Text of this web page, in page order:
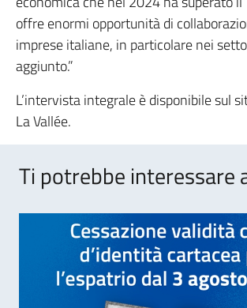
offre enormi opportunità di
imprese italiane, in particolare nei
aggiunto.”
L’intervista integrale è disponibile sul
La Vallée.
Ti potrebbe interessare